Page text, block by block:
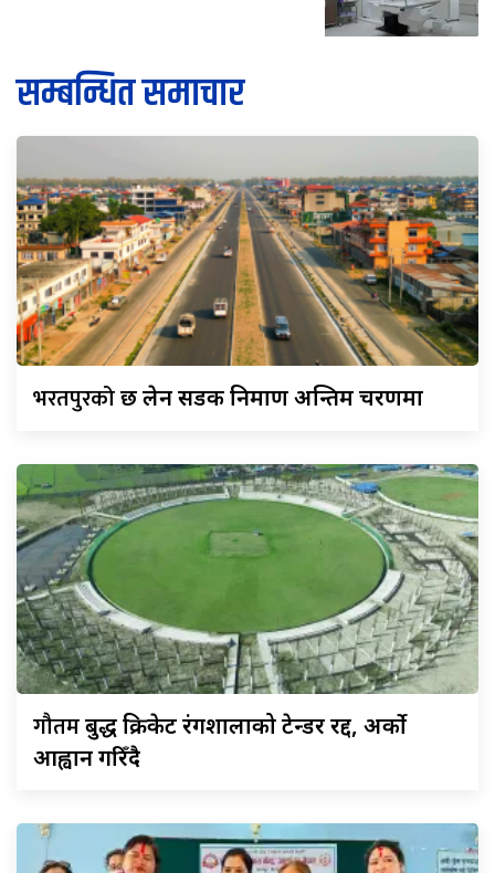
सम्बन्धित समाचार
भरतपुरकोछ लेन सडक निर्माण अन्तिम चरणमा
गौतमबुद्ध क्रिकेट रंगशालाको टेन्डर रद्द, अर्को
आह्वान गरिँदै